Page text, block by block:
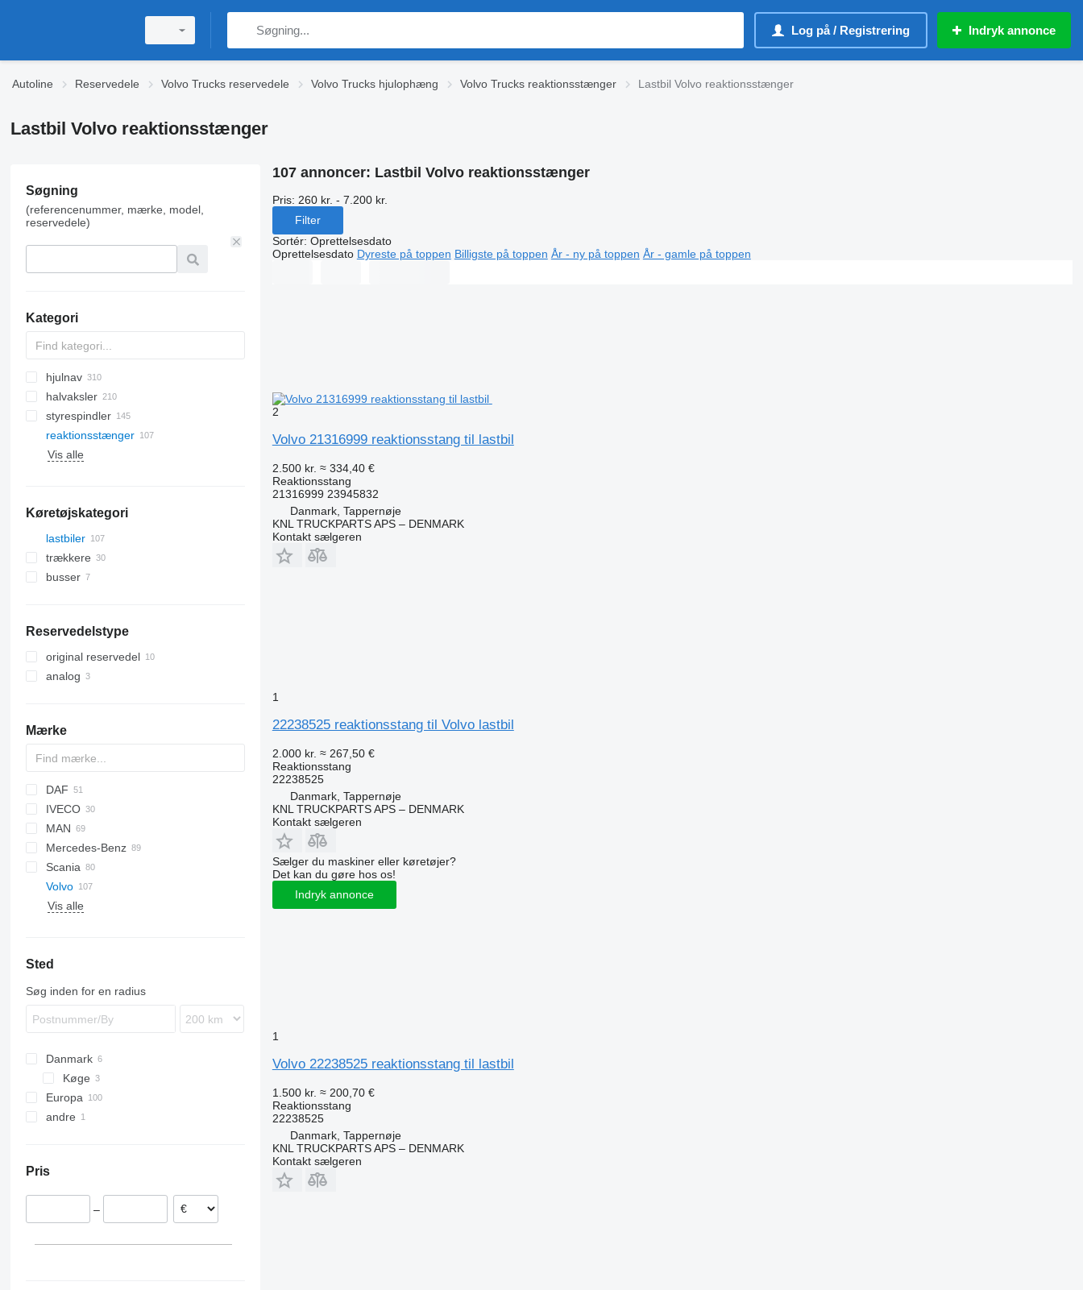
Log på / Registrering Indryk annonce
Autoline Reservedele Volvo Trucks reservedele Volvo Trucks hjulophæng Volvo Trucks reaktionsstænger Lastbil Volvo reaktionsstænger
Lastbil Volvo reaktionsstænger
Søgning
(referencenummer, mærke, model,
reservedele)
Kategori
hjulnav
halvaksler
styrespindler
reaktionsstænger
larvefødder
Vis alle
Køretøjskategori
lastbiler
trækkere
busser
Reservedelstype
original reservedel
analog
Mærke
DAF
CF
LF
XF
IVECO
EuroCargo
Eurotech
S-Way
Stralis
MAN
TGA
TGL
TGM
TGS
Mercedes-Benz
A-Class
Actros
Antos
MB
Atleon
Magnum
Mascott
Scania
R-series
S-series
Volvo
FH
Vis alle
Sted
Søg inden for en radius
Danmark
Køge
Europa
Rumænien
Portugal
Italien
andre
Pris
–
107 annoncer: Lastbil Volvo reaktionsstænger
Pris: 260 kr. - 7.200 kr.
Filter
Sortér: Oprettelsesdato
Oprettelsesdato Dyreste på toppen Billigste på toppen År - ny på toppen År - gamle på toppen
2
Volvo 21316999 reaktionsstang til lastbil
2.500 kr. ≈ 334,40 €
Reaktionsstang
21316999 23945832
Danmark, Tappernøje
KNL TRUCKPARTS APS – DENMARK
Kontakt sælgeren
1
22238525 reaktionsstang til Volvo lastbil
2.000 kr. ≈ 267,50 €
Reaktionsstang
22238525
Danmark, Tappernøje
KNL TRUCKPARTS APS – DENMARK
Kontakt sælgeren
Sælger du maskiner eller køretøjer?
Det kan du gøre hos os!
Indryk annonce
1
Volvo 22238525 reaktionsstang til lastbil
1.500 kr. ≈ 200,70 €
Reaktionsstang
22238525
Danmark, Tappernøje
KNL TRUCKPARTS APS – DENMARK
Kontakt sælgeren